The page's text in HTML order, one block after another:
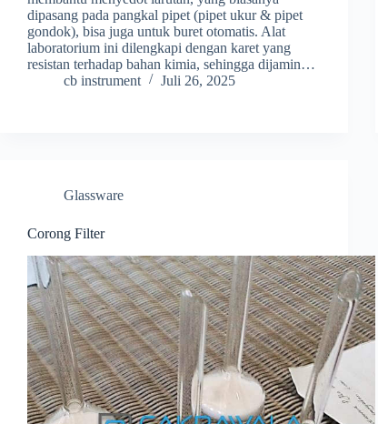
dipasang pada pangkal pipet (pipet ukur & pipet
gondok), bisa juga untuk buret otomatis. Alat
laboratorium ini dilengkapi dengan karet yang
resistan terhadap bahan kimia, sehingga dijamin…
cb instrument
Juli 26, 2025
Glassware
Corong Filter